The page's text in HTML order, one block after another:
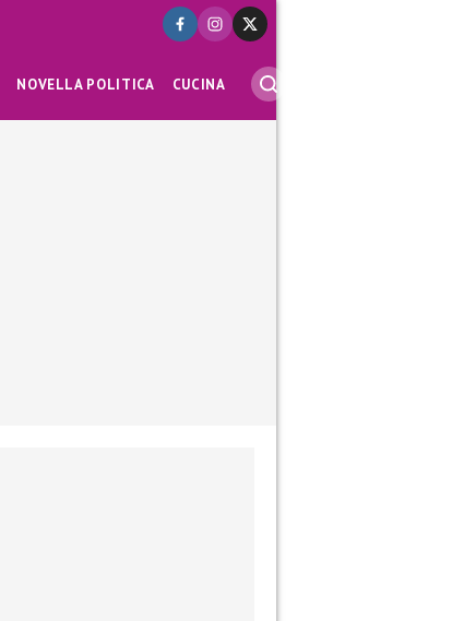
NOVELLA POLITICA CUCINA